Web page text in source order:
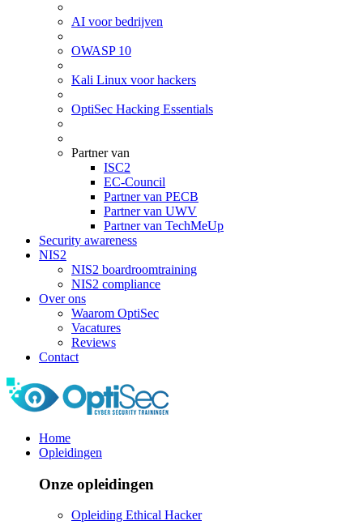
AI voor bedrijven
OWASP 10
Kali Linux voor hackers
OptiSec Hacking Essentials
Partner van
ISC2
EC-Council
Partner van PECB
Partner van UWV
Partner van TechMeUp
Security awareness
NIS2
NIS2 boardroomtraining
NIS2 compliance
Over ons
Waarom OptiSec
Vacatures
Reviews
Contact
Home
Opleidingen
Onze opleidingen
Opleiding Ethical Hacker